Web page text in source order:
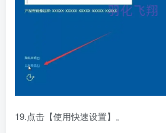
19.点击【使用快速设置】。